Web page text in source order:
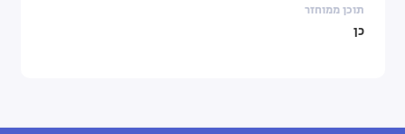
תוכן ממוחזר
כן